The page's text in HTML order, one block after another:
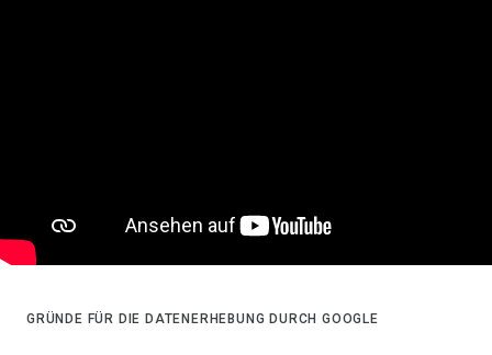
GRÜNDE FÜR DIE DATENERHEBUNG DURCH GOOGLE